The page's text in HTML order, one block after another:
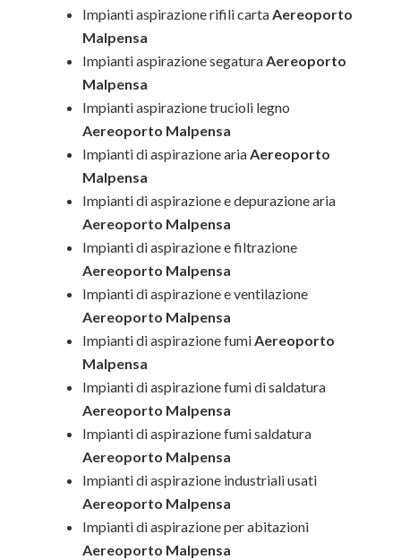
Impianti aspirazione rifili cartaAereoporto
Malpensa
Impianti aspirazione segaturaAereoporto
Malpensa
Impianti aspirazione trucioli legno
Aereoporto Malpensa
Impianti di aspirazione ariaAereoporto
Malpensa
Impianti di aspirazione e depurazione aria
Aereoporto Malpensa
Impianti di aspirazione e filtrazione
Aereoporto Malpensa
Impianti di aspirazione e ventilazione
Aereoporto Malpensa
Impianti di aspirazione fumiAereoporto
Malpensa
Impianti di aspirazione fumi di saldatura
Aereoporto Malpensa
Impianti di aspirazione fumi saldatura
Aereoporto Malpensa
Impianti di aspirazione industriali usati
Aereoporto Malpensa
Impianti di aspirazione per abitazioni
Aereoporto Malpensa